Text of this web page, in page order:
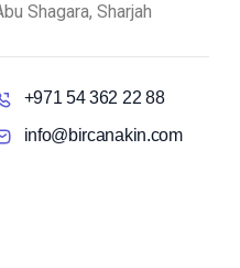
Shagara, Sharjah
+971 54 362 22 88
info@bircanakin.com